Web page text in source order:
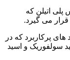
اتیلن که
قرار می گیرد.
های پرکاربرد که در
سولفوریک و اسید